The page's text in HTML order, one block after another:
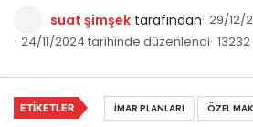
suat şimşek tarafından 29/12/
24/11/2024 tarihinde düzenlendi
ETIKETLER İMAR PLANLARI ÖZEL